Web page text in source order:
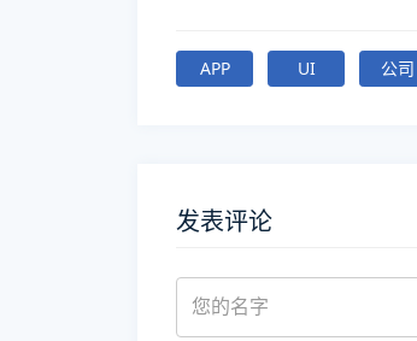
APP UI 公司
发表评论